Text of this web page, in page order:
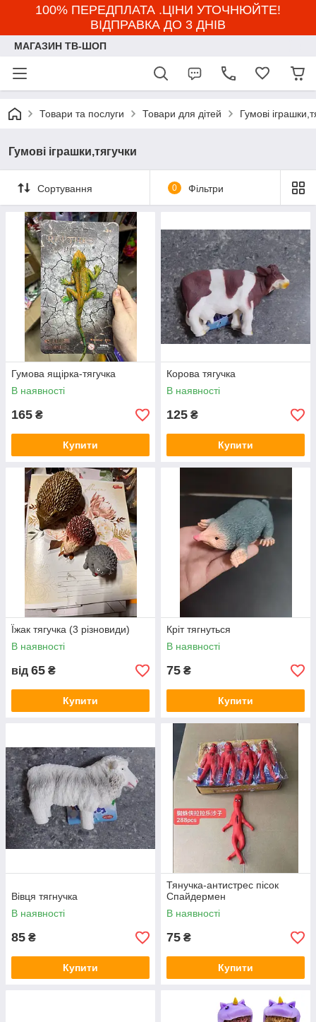
100% ПЕРЕДПЛАТА .ЦІНИ УТОЧНЮЙТЕ!
ВІДПРАВКА ДО 3 ДНІВ
МАГАЗИН ТВ-ШОП
Товари та послуги Товари для дітей Гумові
Гумові іграшки,тягучки
Сортування 0 Фільтри
Гумова ящірка-тягучка
В наявності
165 ₴
Купити
Корова тягучка
В наявності
125 ₴
Купити
Їжак тягучка (3 різновиди)
В наявності
від 65 ₴
Купити
Кріт тягнуться
В наявності
75 ₴
Купити
Вівця тягнучка
В наявності
85 ₴
Купити
Тянучка-антистрес пісок
Спайдермен
В наявності
75 ₴
Купити